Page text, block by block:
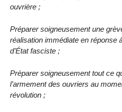
ouvrière ;
Préparer soigneusement une
réalisation immédiate en réponse
d’État fasciste ;
Préparer soigneusement tout ce
l’armement des ouvriers au
révolution ;